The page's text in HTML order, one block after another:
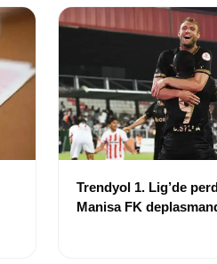
Trendyol 1. Lig’de
Manisa FK